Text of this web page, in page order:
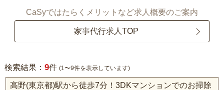
CaSyではたらくメリットなど求人概要のご案内
家事代行求人TOP
検索結果： 9件 (1〜9件を表示しています)
高野(東京都)駅から徒歩7分！3DKマンションでのお掃除